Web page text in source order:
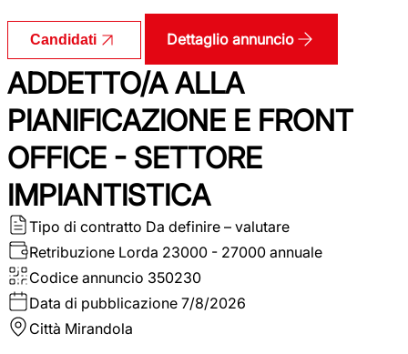
Candidati Dettaglio annuncio
ADDETTO/A ALLA
PIANIFICAZIONE E FRONT
OFFICE - SETTORE
IMPIANTISTICA
Tipo di contratto Da definire – valutare
Retribuzione Lorda 23000 - 27000 annuale
Codice annuncio 350230
Data di pubblicazione 7/8/2026
Città Mirandola